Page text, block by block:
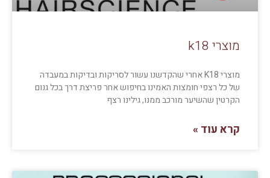
מוצרי k18‏‏
מוצרי K18 אחרי שהקדשנו עשור לסריקות ובדיקות במעבדה
של כל רצפי חומצות האמינו בחיפוש אחר פריצת דרך בכל גנום
הקרטין שהשיער מורכב ממנו, גילינו רצף
קרא עוד »